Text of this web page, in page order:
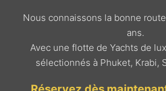
Nous connaissons la bonne
ans.
Avec une flotte de Yachts de
sélectionnés à Phuket, Krabi,